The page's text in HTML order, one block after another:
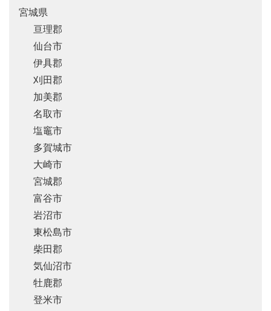
宮城県
亘理郡
仙台市
伊具郡
刈田郡
加美郡
名取市
塩竈市
多賀城市
大崎市
宮城郡
富谷市
岩沼市
東松島市
柴田郡
気仙沼市
牡鹿郡
登米市